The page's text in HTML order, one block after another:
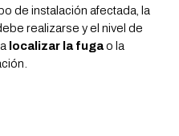
de instalación afectada, la
realizarse y el nivel de
localizar la fugao la